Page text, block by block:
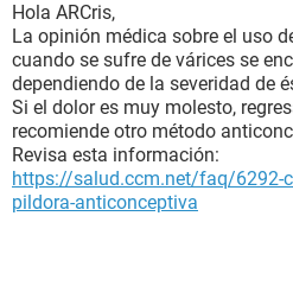
Hola ARCris,
La opinión médica sobre el uso
cuando se sufre de várices se
dependiendo de la severidad de
Si el dolor es muy molesto,
recomiende otro método
Revisa esta información:
https://salud.ccm.net/faq/6292-
pildora-anticonceptiva